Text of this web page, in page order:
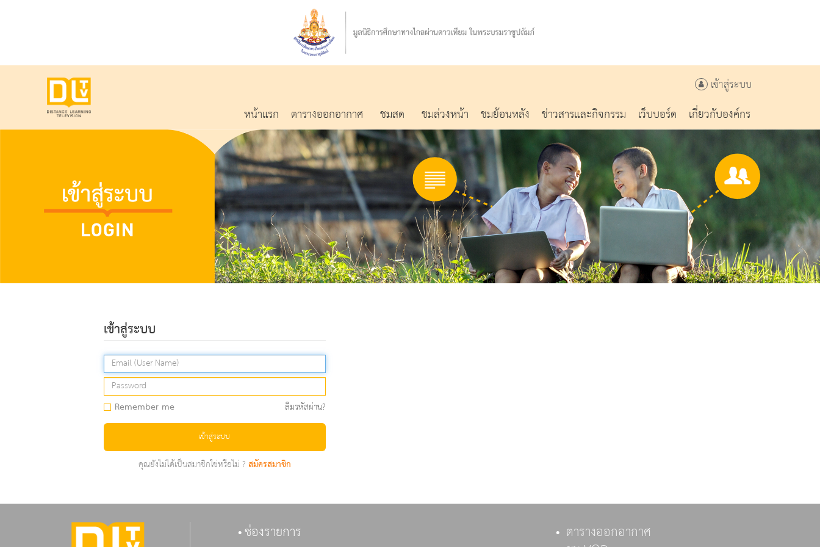
เข้าสู่ระบบ
หน้าแรก ตารางออกอากาศ ชมสด ชมล่วงหน้า ชมย้อนหลัง ข่าวสารและกิจกรรม เว็บบอร์ด เกี่ยวกับองค์กร
เข้าสู่ระบบ
Remember me ลืมรหัสผ่าน?
เข้าสู่ระบบ
คุณยังไม่ได้เป็นสมาชิกใช่หรือไม่ ?สมัครสมาชิก
ช่องรายการ ตารางออกอากาศ